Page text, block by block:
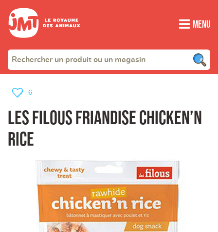
Menu
Les filous friandise chicken’n
rice
6